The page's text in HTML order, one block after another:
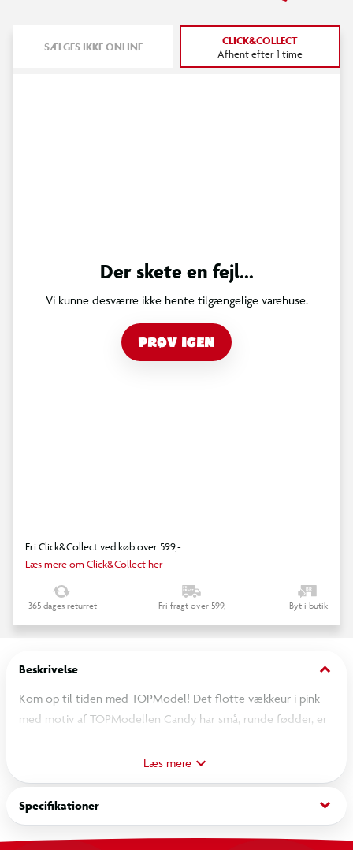
SÆLGES IKKE ONLINE CLICK&COLLECT
Afhent efter 1 time
Der skete en fejl...
Vi kunne desværre ikke hente tilgængelige varehuse.
PRØV IGEN
Fri Click&Collect ved køb over 599,-
Læs mere om Click&Collect her
365 dages returret Fri fragt over 599,- Byt i butik
Beskrivelse keyboard_arrow_down
Kom op til tiden med TOPModel! Det flotte vækkeur i pink
med motiv af TOPModellen Candy har små, runde fødder, er
desuden en praktisk natlysfunktion. Diameter ca. 11 cm. Batteri
medfølger ikke.
Læs mere
Specifikationer keyboard_arrow_down